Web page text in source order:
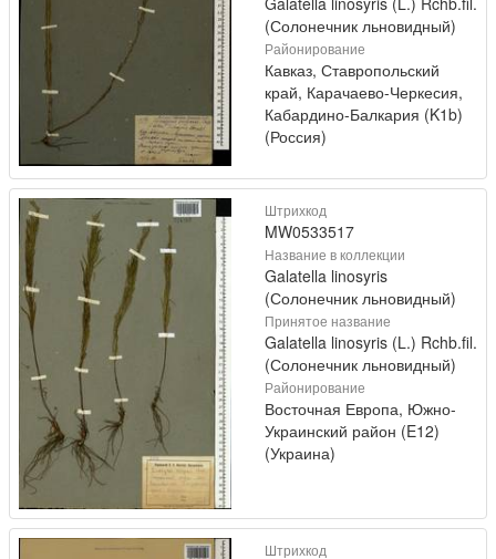
(Солонечник льновидный)
Районирование
Кавказ, Ставропольский
край, Карачаево-Черкесия,
Кабардино-Балкария (K1b)
(Россия)
Штрихкод
MW0533517
Название в коллекции
Galatella linosyris
(Солонечник льновидный)
Принятое название
Galatella linosyris (L.) Rchb.fil.
(Солонечник льновидный)
Районирование
Восточная Европа, Южно-
Украинский район (E12)
(Украина)
Штрихкод